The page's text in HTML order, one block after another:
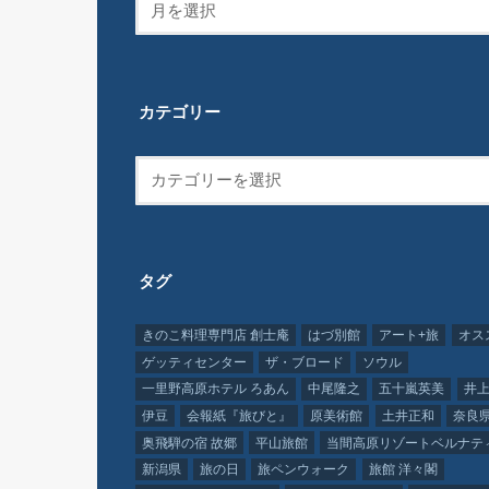
カテゴリー
タグ
きのこ料理専門店 創士庵 はづ別館 アート+旅
オス
ゲッティセンター
ザ・ブロード
ソウル
一里野高原ホテル ろあん
中尾隆之 五十嵐英美
井
伊豆
会報紙『旅びと』 原美術館 土井正和
奈良
奥飛騨の宿 故郷
平山旅館
当間高原リゾートベルナテ
新潟県
旅の日 旅ペンウォーク
旅館 洋々閣